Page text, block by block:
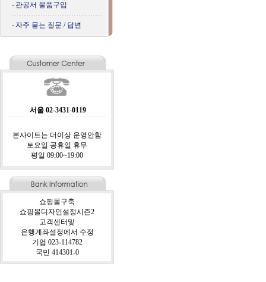
관공서 물품구입
자주 묻는 질문 / 답변
서울 02-3431-0119
본사이트는 더이상 운영안함
토요일 공휴일 휴무
평일 09:00~19:00
쇼핑몰구축
쇼핑몰디자인설정시즌2
고객센터및
은행계좌설정에서 수정
기업 023-114782
국민 414301-0